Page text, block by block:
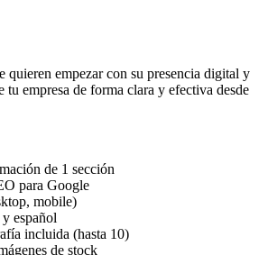
quieren empezar con su presencia digital y
tu empresa de forma clara y efectiva desde
de 1 sección
para Google
mobile)
español
incluida (hasta 10)
de stock